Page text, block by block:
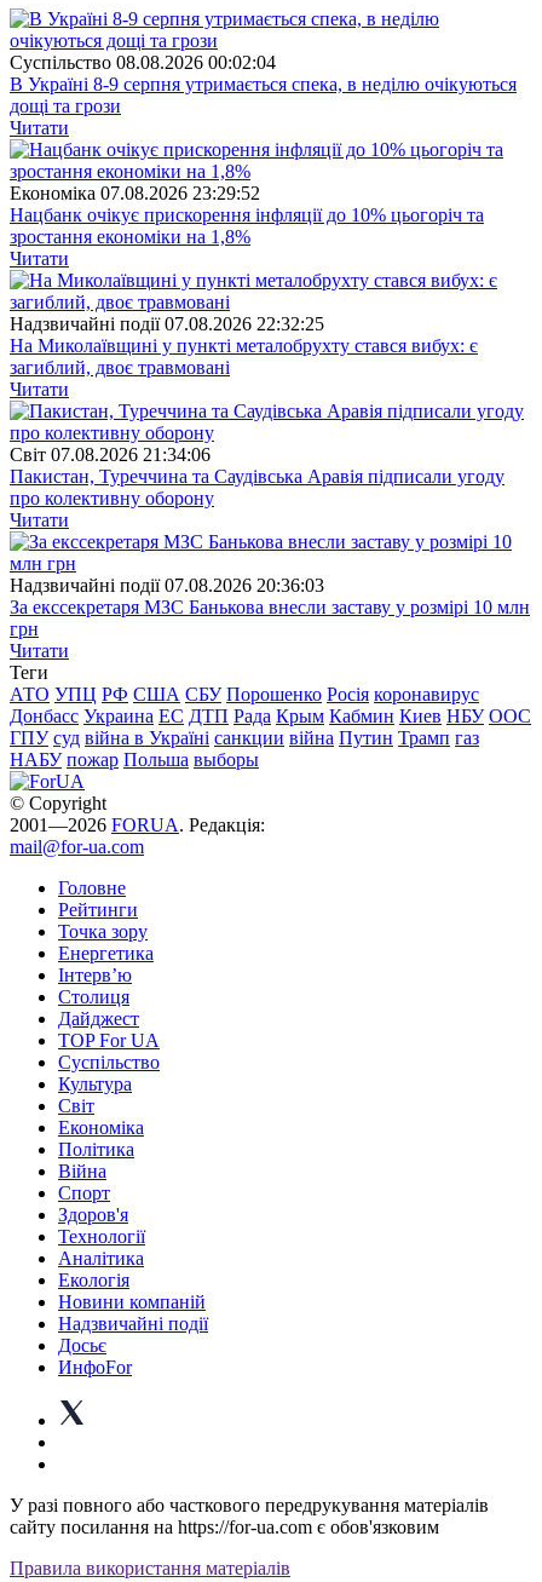
Суспiльство 08.08.2026 00:02:04
В Україні 8-9 серпня утримається спека, в неділю очікуються
дощі та грози
Читати
Економіка 07.08.2026 23:29:52
Нацбанк очікує прискорення інфляції до 10% цьогоріч та
зростання економіки на 1,8%
Читати
Надзвичайні події 07.08.2026 22:32:25
На Миколаївщині у пункті металобрухту стався вибух: є
загиблий, двоє травмовані
Читати
Свiт 07.08.2026 21:34:06
Пакистан, Туреччина та Саудівська Аравія підписали угоду
про колективну оборону
Читати
Надзвичайні події 07.08.2026 20:36:03
За екссекретаря МЗС Банькова внесли заставу у розмірі 10 млн
грн
Читати
Теги
АТО УПЦ РФ США СБУ Порошенко Росія коронавирус
Донбасс Украина ЕС ДТП Рада Крым Кабмин Киев НБУ ООС
ГПУ суд війна в Україні санкции війна Путин Трамп газ
НАБУ пожар Польша выборы
© Copyright
2001—2026 FORUA. Редакція:
mail@for-ua.com
Головне
Рейтинги
Точка зору
Енергетика
Інтерв’ю
Столиця
Дайджест
TOP For UA
Суспiльство
Культура
Світ
Економіка
Політика
Війна
Спорт
Здоров'я
Технології
Аналітика
Екологія
Новини компаній
Надзвичайні події
Досьє
ИнфоFor
У разі повного або часткового передрукування матеріалів
сайту посилання на https://for-ua.com є обов'язковим
Правила використання матеріалів